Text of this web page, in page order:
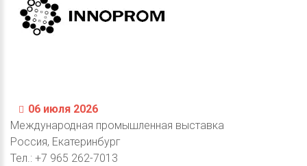
06 июля 2026
Международная промышленная выставка
Россия, Екатеринбург
Тел.: +7 965 262-7013